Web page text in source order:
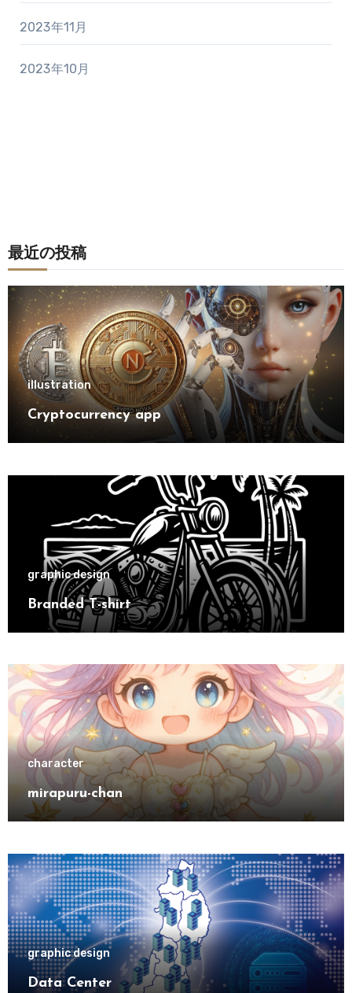
2023年11月
2023年10月
最近の投稿
illustration
Cryptocurrency app
graphic design
Branded T-shirt
character
mirapuru-chan
graphic design
Data Center